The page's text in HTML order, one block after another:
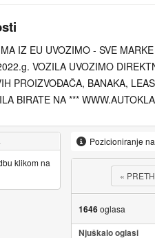
IZ EU UVOZIMO - SVE
VOZILA UVOZIMO
PROIZVOĐAČA, BANAKA,
BIRATE NA ***
VAM IZRAČUNALI DOVOZ I
Pozicioniranje
«
1646oglasa
Njuškalo oglasi
klikom na